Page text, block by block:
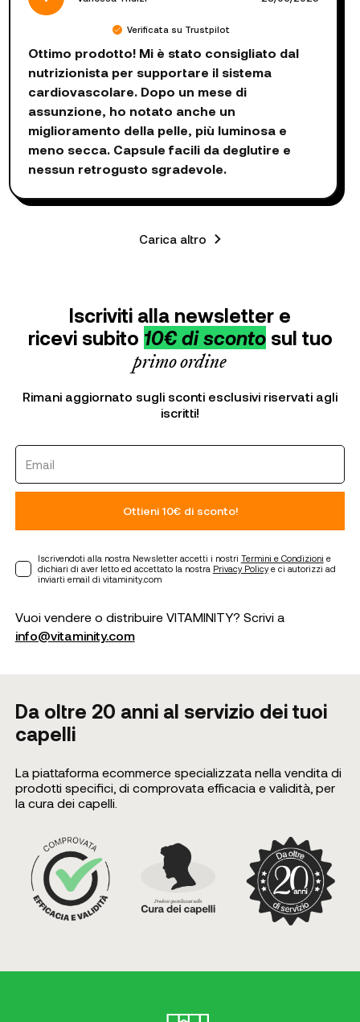
Verificata su Trustpilot
Ottimo prodotto! Mi è stato consigliato dal
nutrizionista per supportare il sistema
cardiovascolare. Dopo un mese di
assunzione, ho notato anche un
miglioramento della pelle, più luminosa e
meno secca. Capsule facili da deglutire e
nessun retrogusto sgradevole.
Carica altro
Iscriviti alla newsletter e
ricevi subito 10€ di scontosul tuo
primo ordine
Rimani aggiornato sugli sconti esclusivi riservati agli
iscritti!
Ottieni 10€ di sconto!
Iscrivendoti alla nostra Newsletter accetti i nostri Termini e Condizioni e
dichiari di aver letto ed accettato la nostra Privacy Policye ci autorizzi ad
inviarti email di vitaminity.com
Vuoi vendere o distribuire VITAMINITY? Scrivi a
info@vitaminity.com
Da oltre 20 anni al servizio dei tuoi
capelli
La piattaforma ecommerce specializzata nella vendita di
prodotti specifici, di comprovata efficacia e validità, per
la cura dei capelli.